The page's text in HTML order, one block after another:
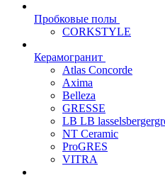
Пробковые полы
CORKSTYLE
Керамогранит
Atlas Concorde
Axima
Belleza
GRESSE
LB LB
NT Ceramic
ProGRES
VITRA